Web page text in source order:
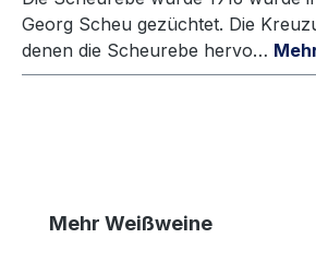
Georg Scheu gezüchtet. Die
denen die Scheurebe hervo…
Produktgalerie überspringen
Mehr Weißweine